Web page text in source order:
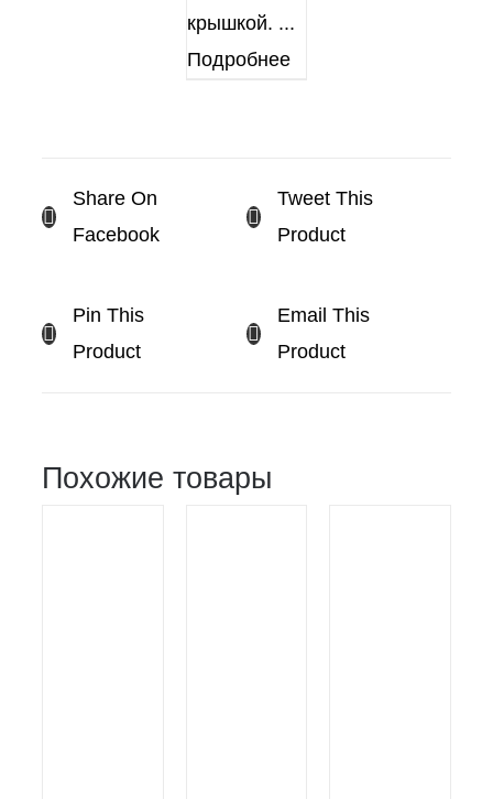
крышкой. ...
Подробнее
Share On
Facebook
Tweet This
Product
Pin This
Product
Email This
Product
Похожие товары